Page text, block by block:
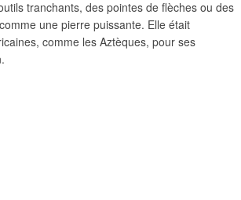
tranchants, des pointes de flèches ou des
une pierre puissante. Elle était
comme les Aztèques, pour ses